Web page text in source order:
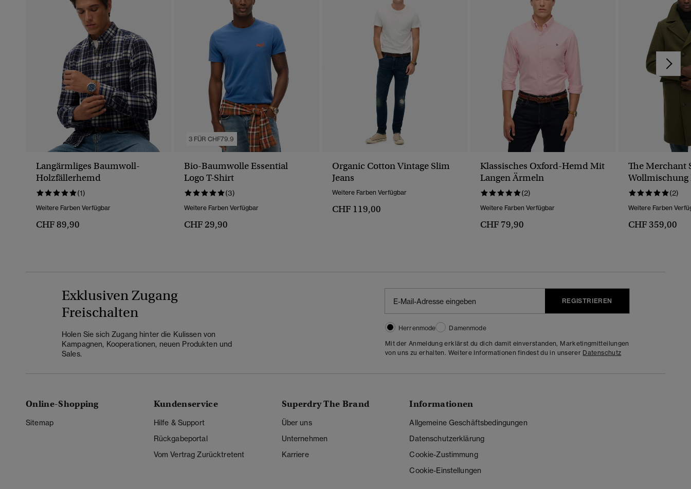
Langärmliges Baumwoll-
Holzfällerhemd
(1)
Weitere Farben Verfügbar
CHF 89,90
3 FÜR CHF79.9
Bio-Baumwolle Essential
Logo T-Shirt
(3)
Weitere Farben Verfügbar
CHF 29,90
Organic Cotton Vintage Slim
Jeans
Weitere Farben Verfügbar
CHF 119,00
Klassisches Oxford-Hemd Mit
Langen Ärmeln
(2)
Weitere Farben Verfügbar
CHF 79,90
The Merchant
Wollmischung
(2)
Weitere Farben
CHF 359,00
Exklusiven Zugang
Freischalten
Holen Sie sich Zugang hinter die Kulissen von
Kampagnen, Kooperationen, neuen Produkten und
Sales.
REGISTRIEREN
Herrenmode
Damenmode
Mit der Anmeldung erklärst du dich damit einverstanden, Marketingmitteilungen
von uns zu erhalten. Weitere Informationen findest du in unserer Datenschutz
Online-Shopping
Sitemap
Kundenservice
Hilfe & Support
Rückgabeportal
Vom Vertrag Zurücktretent
Superdry The Brand
Über uns
Unternehmen
Karriere
Informationen
Allgemeine Geschäftsbedingungen
Datenschutzerklärung
Cookie-Zustimmung
Cookie-Einstellungen